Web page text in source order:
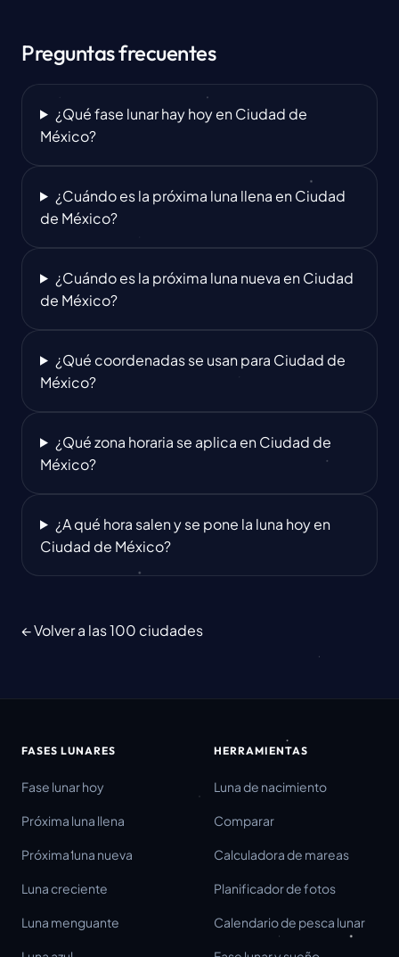
Preguntas frecuentes
¿Qué fase lunar hay hoy en Ciudad de
México?
¿Cuándo es la próxima luna llena en Ciudad
de México?
¿Cuándo es la próxima luna nueva en Ciudad
de México?
¿Qué coordenadas se usan para Ciudad de
México?
¿Qué zona horaria se aplica en Ciudad de
México?
¿A qué hora salen y se pone la luna hoy en
Ciudad de México?
← Volver a las 100 ciudades
FASES LUNARES
Fase lunar hoy
Próxima luna llena
Próxima luna nueva
Luna creciente
Luna menguante
HERRAMIENTAS
Luna de nacimiento
Comparar
Calculadora de mareas
Planificador de fotos
Calendario de pesca lunar